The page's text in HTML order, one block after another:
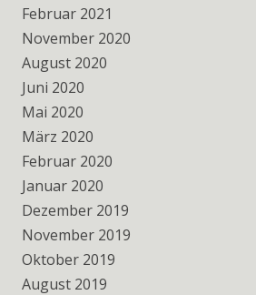
Februar 2021
November 2020
August 2020
Juni 2020
Mai 2020
März 2020
Februar 2020
Januar 2020
Dezember 2019
November 2019
Oktober 2019
August 2019